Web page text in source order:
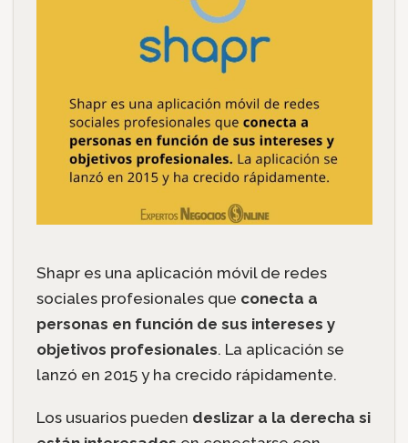
Shapr es una aplicación móvil de redes
sociales profesionales que conecta a
personas en función de sus intereses y
objetivos profesionales. La aplicación se
lanzó en 2015 y ha crecido rápidamente.
Los usuarios pueden deslizar a la derecha si